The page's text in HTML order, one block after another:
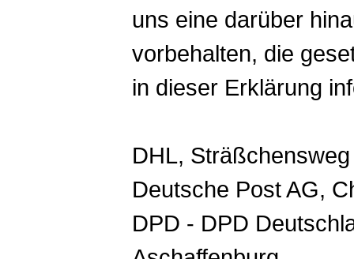
uns eine darüber
vorbehalten, die
in dieser Erklärung
DHL,
Deutsche Post AG,
DPD - DPD